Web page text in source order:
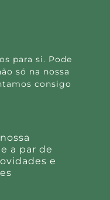
para si. Pode
só na nossa
consigo
a par de
e